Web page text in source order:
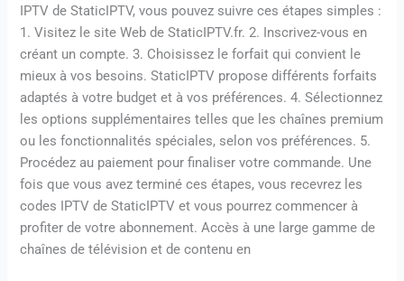
IPTV de StaticIPTV, vous pouvez suivre ces étapes simples :
1. Visitez le site Web de StaticIPTV.fr. 2. Inscrivez-vous en
créant un compte. 3. Choisissez le forfait qui convient le
mieux à vos besoins. StaticIPTV propose différents forfaits
adaptés à votre budget et à vos préférences. 4. Sélectionnez
les options supplémentaires telles que les chaînes premium
ou les fonctionnalités spéciales, selon vos préférences. 5.
Procédez au paiement pour finaliser votre commande. Une
fois que vous avez terminé ces étapes, vous recevrez les
codes IPTV de StaticIPTV et vous pourrez commencer à
profiter de votre abonnement. Accès à une large gamme de
chaînes de télévision et de contenu en